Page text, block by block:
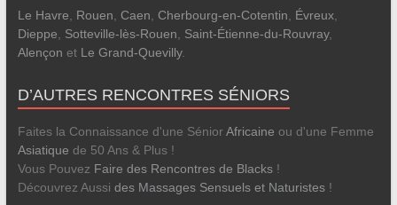
Le Havre Rouen Caen Cherbourg-en-Cotentin Évreux,
Dieppe
Sotteville-lès-Rouen Saint-Étienne-du-Rouvray,
Alençon et Le Grand-Quevilly.
D’AUTRES RENCONTRES SÉNIORS
Faites la Connaissance d'une SéniorAfricaine ou d'une Femme
Asiatique de 50 Ans & Plus !
Vous Pouvez Faire des Rencontres de Blacks!
Découvrez Aussi des Massages Sensuels et Naturistes!